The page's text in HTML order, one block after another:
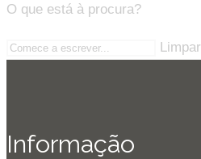
O que está à procura?
Limpar
Informação